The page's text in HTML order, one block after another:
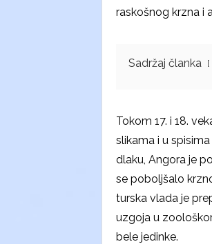
raskošnog krzna i
Sadržaj članka
Tokom 17. i 18.
slikama i u
dlaku, Angora je
se poboljšalo
turska vlada je
uzgoja u
bele jedinke.